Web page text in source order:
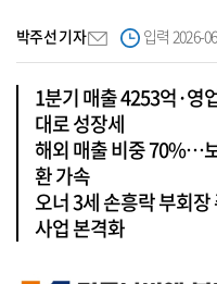
박주선 기자 입력 2026-
1분기 매출 4253억·영
대로 성장세
해외 매출 비중 70%…
환 가속
오너 3세 손흥락 부회
사업 본격화